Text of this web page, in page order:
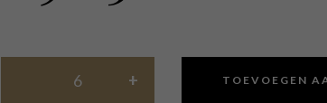
TOEVOEGEN